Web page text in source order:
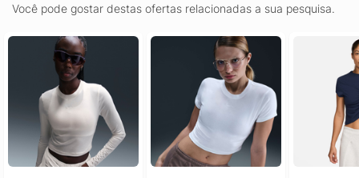
Você pode gostar destas ofertas relacionadas a sua pesquisa.